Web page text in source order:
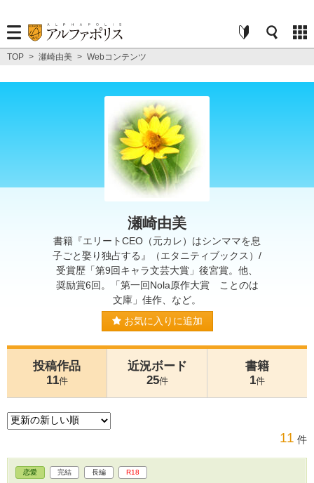
TOP > 瀬崎由美 > Webコンテンツ
瀬崎由美
書籍『エリートCEO（元カレ）はシンママを息
子ごと娶り独占する』（エタニティブックス）/
受賞歴「第9回キャラ文芸大賞」後宮賞。他、
奨励賞6回。「第一回Nola原作大賞 ことのは
文庫」佳作、など。
お気に入りに追加
投稿作品
11件
近況ボード
25件
書籍
1件
11 件
恋愛 完結 長編 R18